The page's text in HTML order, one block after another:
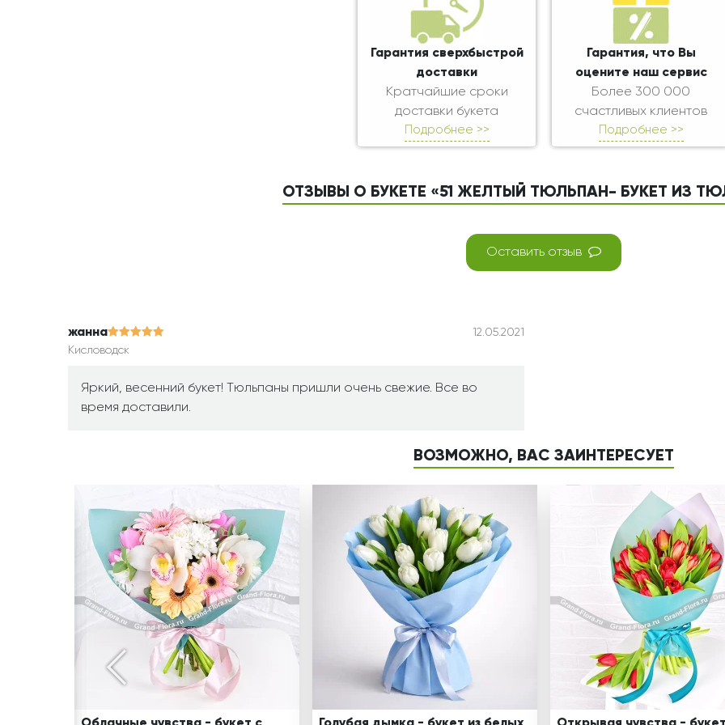
Гарантия сверхбыстрой
доставки
Кратчайшие сроки
доставки букета
Подробнее >>
Гарантия, что Вы
оцените наш сервис
Более 300 000
счастливых клиентов
Подробнее >>
ОТЗЫВЫ О БУКЕТЕ «51 ЖЕЛТЫЙ ТЮЛЬПАН- БУКЕТ ИЗ
Оставить отзыв
жанна
12.05.2021
Кисловодск
Яркий, весенний букет! Тюльпаны пришли очень свежие. Все во
время доставили.
ВОЗМОЖНО, ВАС ЗАИНТЕРЕСУЕТ